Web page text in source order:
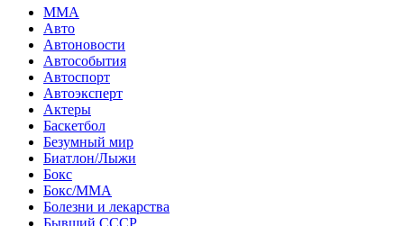
MMA
Авто
Автоновости
Автособытия
Автоспорт
Автоэксперт
Актеры
Баскетбол
Безумный мир
Биатлон/Лыжи
Бокс
Бокс/MMA
Болезни и лекарства
Бывший СССР